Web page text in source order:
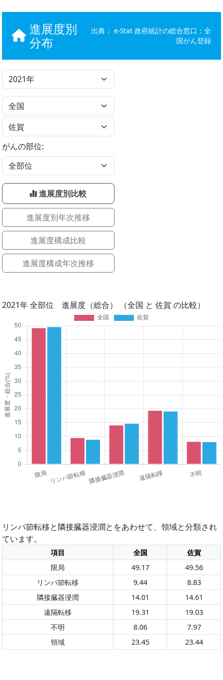
進展度別
分布
出典： e-Stat 政府統計の総合窓口：全
国がん登録
がんの部位:
進展度別比較
進展度別年次推移
進展度構成比較
進展度構成年次推移
2021年 全部位 進展度（総合） （全国 と 佐賀 の比較）
リンパ節転移と隣接臓器浸潤とをあわせて、領域と分類され
ています。
項目 全国
佐賀
限局
49.17
49.56
リンパ節転移
9.44
8.83
隣接臓器浸潤
14.01
14.61
遠隔転移
19.31
19.03
不明
8.06
7.97
領域
23.45 23.44